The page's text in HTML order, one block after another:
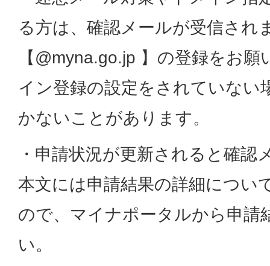
る方は、確認メールが受信され
【@myna.go.jp 】の登録をお
イン登録の設定をされていない
かないことがあります。
・申請状況が更新されると確認
本文には申請結果の詳細につい
ので、マイナポータルから申請
い。